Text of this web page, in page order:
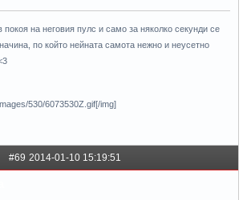
на неговия пулс и само за няколко секунди се
по който нейната самота нежно и неусетно
530/6073530Z.gif[/img]
#69 2014-01-10 15:19:51